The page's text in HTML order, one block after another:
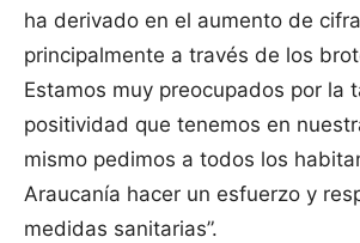
ha derivado en el aumento de
principalmente a través de los
Estamos muy preocupados por la
positividad que tenemos en
mismo pedimos a todos los
Araucanía hacer un esfuerzo y
medidas sanitarias”.